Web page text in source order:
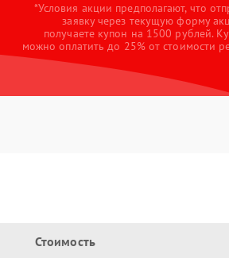
*Условия акции предполагают, что
заявку через текущую форму
получаете купон на 1500 рублей.
можно оплатить до 25% от стоимости
Стоимость